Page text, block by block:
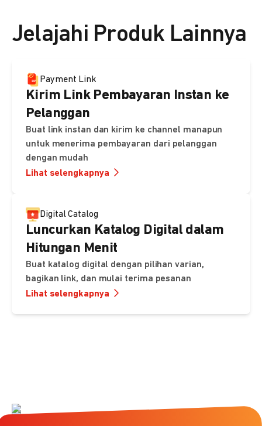
Jelajahi Produk Lainnya
Payment Link
Kirim Link Pembayaran Instan ke
Pelanggan
Buat link instan dan kirim ke channel manapun
untuk menerima pembayaran dari pelanggan
dengan mudah
Lihat selengkapnya
Digital Catalog
Luncurkan Katalog Digital dalam
Hitungan Menit
Buat katalog digital dengan pilihan varian,
bagikan link, dan mulai terima pesanan
Lihat selengkapnya